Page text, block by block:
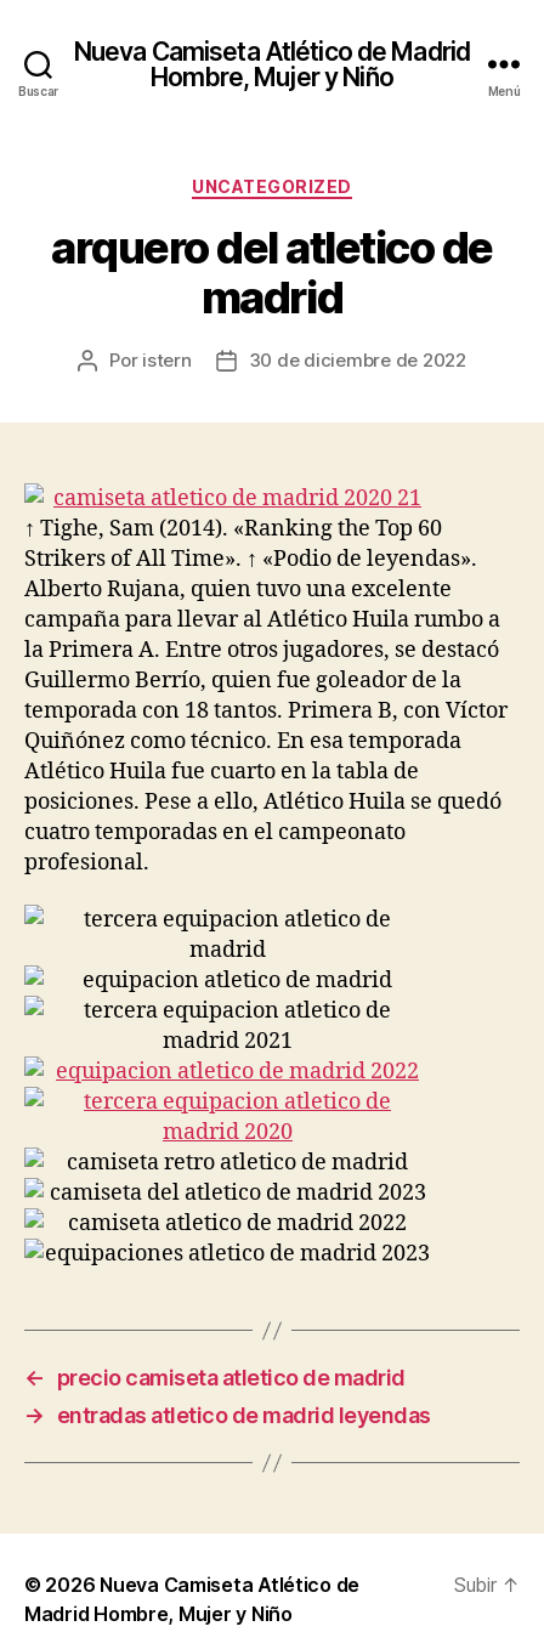
Buscar
Nueva Camiseta Atlético de Madrid
Hombre, Mujer y Niño
Menú
Categorías
UNCATEGORIZED
arquero del atletico de
madrid
Autor
Por istern
Fecha30 de diciembre de 2022
↑ Tighe, Sam (2014). «Ranking the Top 60
Strikers of All Time». ↑ «Podio de leyendas».
Alberto Rujana, quien tuvo una excelente
campaña para llevar al Atlético Huila rumbo a
la Primera A. Entre otros jugadores, se destacó
Guillermo Berrío, quien fue goleador de la
temporada con 18 tantos. Primera B, con Víctor
Quiñónez como técnico. En esa temporada
Atlético Huila fue cuarto en la tabla de
posiciones. Pese a ello, Atlético Huila se quedó
cuatro temporadas en el campeonato
profesional.
←
precio camiseta atletico de madrid
→
entradas atletico de madrid leyendas
© 2026 Nueva Camiseta Atlético de
Madrid Hombre, Mujer y Niño
Subir ↑